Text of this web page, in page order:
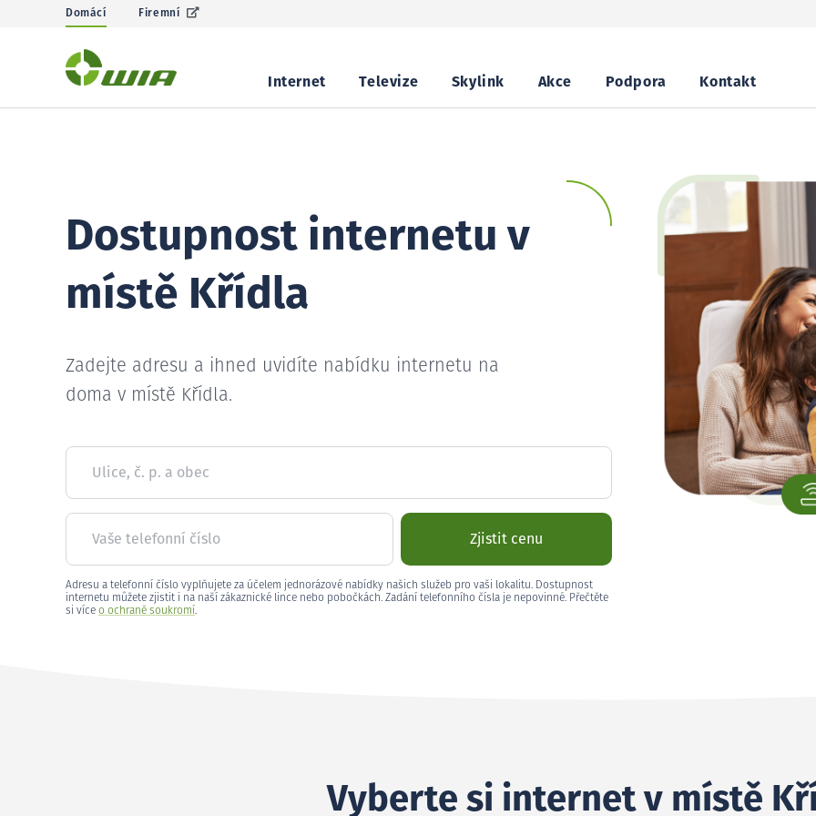
Domácí Firemní
Internet Televize Skylink Akce Podpora Kontakt
Dostupnost internetu v
místě Křídla
Zadejte adresu a ihned uvidíte nabídku internetu na
doma v místě Křídla.
Ulice, č. p. a obec
Vaše telefonní číslo Zjistit cenu
Adresu a telefonní číslo vyplňujete za účelem jednorázové nabídky našich služeb pro vaši lokalitu. Dostupnost
internetu můžete zjistit i na naší zákaznické lince nebo pobočkách. Zadání telefonního čísla je nepovinné. Přečtěte
si více o ochraně soukromí.
Vyberte si internet v místě